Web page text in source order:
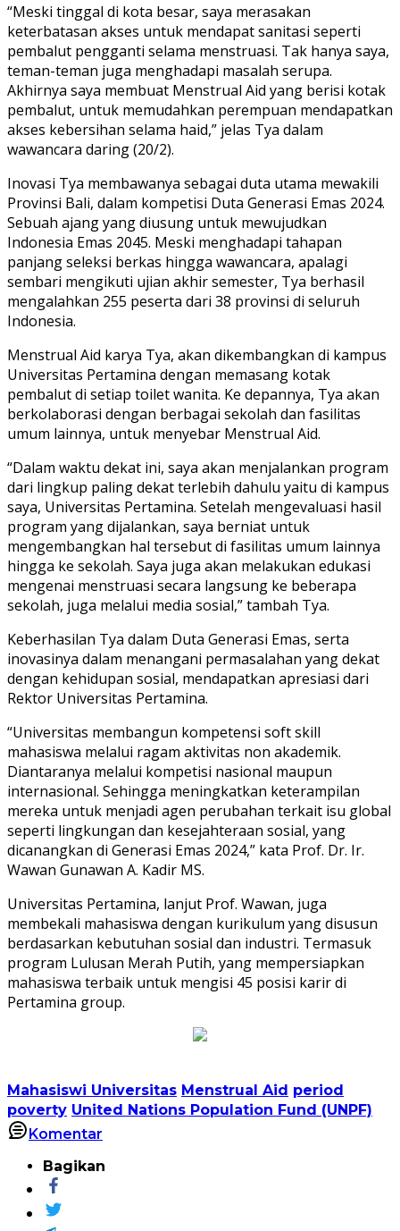
“Meski tinggal di kota besar, saya merasakan
keterbatasan akses untuk mendapat sanitasi seperti
pembalut pengganti selama menstruasi. Tak hanya saya,
teman-teman juga menghadapi masalah serupa.
Akhirnya saya membuat Menstrual Aid yang berisi kotak
pembalut, untuk memudahkan perempuan mendapatkan
akses kebersihan selama haid,” jelas Tya dalam
wawancara daring (20/2).
Inovasi Tya membawanya sebagai duta utama mewakili
Provinsi Bali, dalam kompetisi Duta Generasi Emas 2024.
Sebuah ajang yang diusung untuk mewujudkan
Indonesia Emas 2045. Meski menghadapi tahapan
panjang seleksi berkas hingga wawancara, apalagi
sembari mengikuti ujian akhir semester, Tya berhasil
mengalahkan 255 peserta dari 38 provinsi di seluruh
Indonesia.
Menstrual Aid karya Tya, akan dikembangkan di kampus
Universitas Pertamina dengan memasang kotak
pembalut di setiap toilet wanita. Ke depannya, Tya akan
berkolaborasi dengan berbagai sekolah dan fasilitas
umum lainnya, untuk menyebar Menstrual Aid.
“Dalam waktu dekat ini, saya akan menjalankan program
dari lingkup paling dekat terlebih dahulu yaitu di kampus
saya, Universitas Pertamina. Setelah mengevaluasi hasil
program yang dijalankan, saya berniat untuk
mengembangkan hal tersebut di fasilitas umum lainnya
hingga ke sekolah. Saya juga akan melakukan edukasi
mengenai menstruasi secara langsung ke beberapa
sekolah, juga melalui media sosial,” tambah Tya.
Keberhasilan Tya dalam Duta Generasi Emas, serta
inovasinya dalam menangani permasalahan yang dekat
dengan kehidupan sosial, mendapatkan apresiasi dari
Rektor Universitas Pertamina.
“Universitas membangun kompetensi soft skill
mahasiswa melalui ragam aktivitas non akademik.
Diantaranya melalui kompetisi nasional maupun
internasional. Sehingga meningkatkan keterampilan
mereka untuk menjadi agen perubahan terkait isu global
seperti lingkungan dan kesejahteraan sosial, yang
dicanangkan di Generasi Emas 2024,” kata Prof. Dr. Ir.
Wawan Gunawan A. Kadir MS.
Universitas Pertamina, lanjut Prof. Wawan, juga
membekali mahasiswa dengan kurikulum yang disusun
berdasarkan kebutuhan sosial dan industri. Termasuk
program Lulusan Merah Putih, yang mempersiapkan
mahasiswa terbaik untuk mengisi 45 posisi karir di
Pertamina group.
Mahasiswi Universitas Menstrual Aid period
poverty United Nations Population Fund (UNPF)
Komentar
Bagikan